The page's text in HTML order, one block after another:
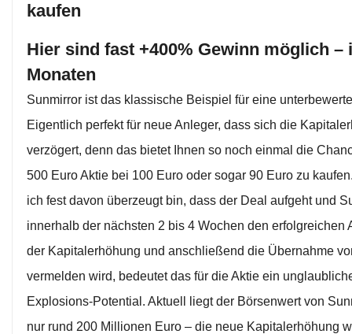
kaufen
Hier sind fast +400% Gewinn möglich –
Monaten
Sunmirror ist das klassische Beispiel für eine
Eigentlich perfekt für neue Anleger, dass sich die
verzögert, denn das bietet Ihnen so noch einmal die
500 Euro Aktie bei 100 Euro oder sogar 90 Euro zu
ich fest davon überzeugt bin, dass der Deal aufgeht und
innerhalb der nächsten 2 bis 4 Wochen den erfolgreichen
der Kapitalerhöhung und anschließend die Übernahme
vermelden wird, bedeutet das für die Aktie ein
Explosions-Potential. Aktuell liegt der Börsenwert von
nur rund 200 Millionen Euro – die neue Kapitalerhöhung